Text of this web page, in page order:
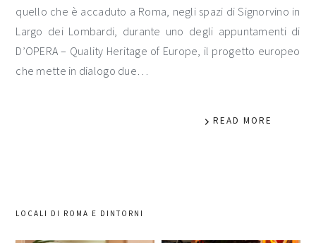
quello che è accaduto a Roma, negli spazi di Signorvino in
Largo dei Lombardi, durante uno degli appuntamenti di
D’OPERA – Quality Heritage of Europe, il progetto europeo
che mette in dialogo due…
READ MORE
LOCALI DI ROMA E DINTORNI